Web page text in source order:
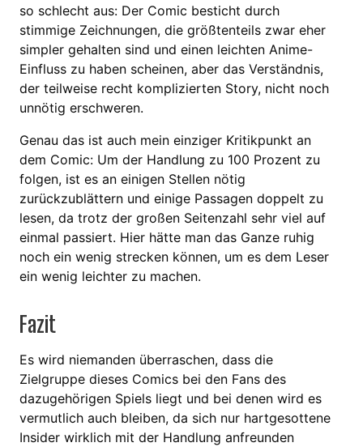
so schlecht aus: Der Comic besticht durch
stimmige Zeichnungen, die größtenteils zwar eher
simpler gehalten sind und einen leichten Anime-
Einfluss zu haben scheinen, aber das Verständnis,
der teilweise recht komplizierten Story, nicht noch
unnötig erschweren.
Genau das ist auch mein einziger Kritikpunkt an
dem Comic: Um der Handlung zu 100 Prozent zu
folgen, ist es an einigen Stellen nötig
zurückzublättern und einige Passagen doppelt zu
lesen, da trotz der großen Seitenzahl sehr viel auf
einmal passiert. Hier hätte man das Ganze ruhig
noch ein wenig strecken können, um es dem Leser
ein wenig leichter zu machen.
Fazit
Es wird niemanden überraschen, dass die
Zielgruppe dieses Comics bei den Fans des
dazugehörigen Spiels liegt und bei denen wird es
vermutlich auch bleiben, da sich nur hartgesottene
Insider wirklich mit der Handlung anfreunden